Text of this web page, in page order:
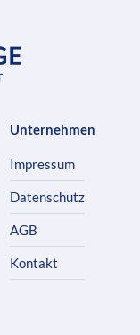
Unternehmen
Impressum
Datenschutz
AGB
Kontakt